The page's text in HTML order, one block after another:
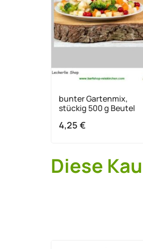
bunter Gartenmix,
stückig 500 g Beutel
4,25€
Diese